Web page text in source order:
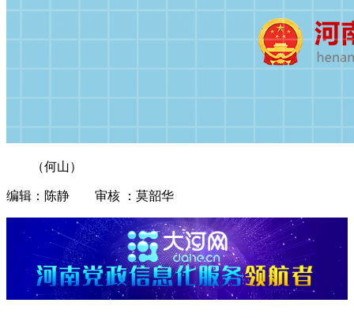
（何山）
编辑：陈静 审核 ：莫韶华